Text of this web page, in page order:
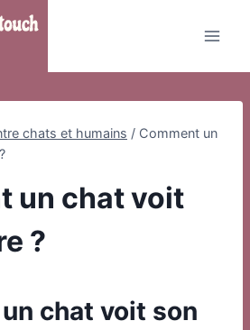
chats et humains / Comment un
un chat voit
?
chat voit son